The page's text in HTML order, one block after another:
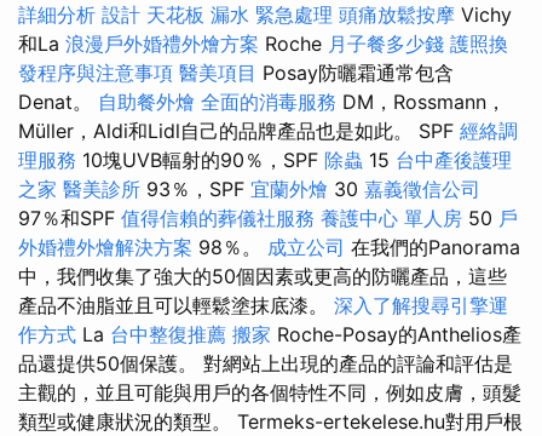
詳細分析 設計 天花板 漏水 緊急處理 頭痛放鬆按摩 Vichy
和La 浪漫戶外婚禮外燴方案 Roche 月子餐多少錢 護照換
發程序與注意事項 醫美項目 Posay防曬霜通常包含
Denat。 自助餐外燴 全面的消毒服務 DM，Rossmann，
Müller，Aldi和Lidl自己的品牌產品也是如此。 SPF 經絡調
理服務 10塊UVB輻射的90％，SPF 除蟲 15 台中產後護理
之家 醫美診所 93％，SPF 宜蘭外燴 30 嘉義徵信公司
97％和SPF 值得信賴的葬儀社服務 養護中心 單人房 50 戶
外婚禮外燴解決方案 98％。 成立公司 在我們的Panorama
中，我們收集了強大的50個因素或更高的防曬產品，這些
產品不油脂並且可以輕鬆塗抹底漆。 深入了解搜尋引擎運
作方式 La 台中整復推薦 搬家 Roche-Posay的Anthelios產
品還提供50個保護。 對網站上出現的產品的評論和評估是
主觀的，並且可能與用戶的各個特性不同，例如皮膚，頭髮
類型或健康狀況的類型。 Termeks-ertekelese.hu對用戶根